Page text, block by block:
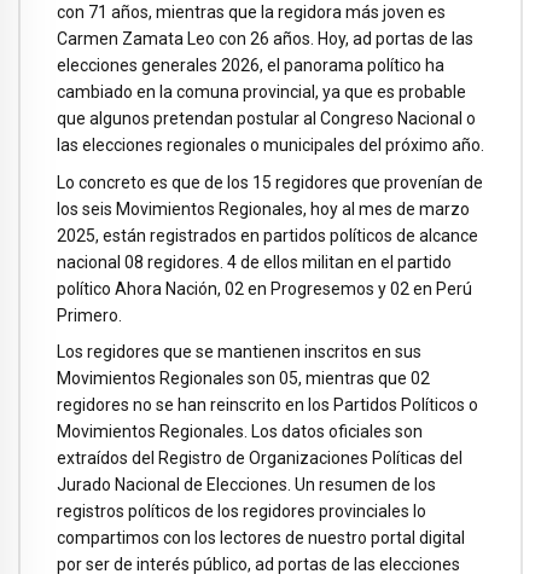
con 71 años, mientras que la regidora más joven es
Carmen Zamata Leo con 26 años. Hoy, ad portas de las
elecciones generales 2026, el panorama político ha
cambiado en la comuna provincial, ya que es probable
que algunos pretendan postular al Congreso Nacional o
las elecciones regionales o municipales del próximo año.
Lo concreto es que de los 15 regidores que provenían de
los seis Movimientos Regionales, hoy al mes de marzo
2025, están registrados en partidos políticos de alcance
nacional 08 regidores. 4 de ellos militan en el partido
político Ahora Nación, 02 en Progresemos y 02 en Perú
Primero.
Los regidores que se mantienen inscritos en sus
Movimientos Regionales son 05, mientras que 02
regidores no se han reinscrito en los Partidos Políticos o
Movimientos Regionales. Los datos oficiales son
extraídos del Registro de Organizaciones Políticas del
Jurado Nacional de Elecciones. Un resumen de los
registros políticos de los regidores provinciales lo
compartimos con los lectores de nuestro portal digital
por ser de interés público, ad portas de las elecciones